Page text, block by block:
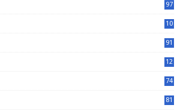
97
10
91
12
74
81